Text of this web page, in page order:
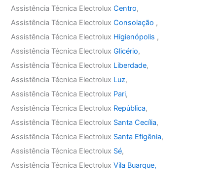
Assistência Técnica ElectroluxCentro,
Assistência Técnica ElectroluxConsolação ,
Assistência Técnica Electrolux Higienópolis ,
Assistência Técnica ElectroluxGlicério,
Assistência Técnica Electrolux Liberdade,
Assistência Técnica Electrolux Luz,
Assistência Técnica Electrolux Pari,
Assistência Técnica Electrolux República,
Assistência Técnica Electrolux Santa Cecília,
Assistência Técnica Electrolux Santa Efigênia,
Assistência Técnica Electrolux Sé,
Assistência Técnica ElectroluxVila Buarque,